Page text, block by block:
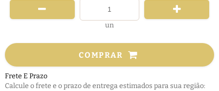
un
COMPRAR
Frete E Prazo
Calcule o frete e o prazo de entrega estimados para sua região: